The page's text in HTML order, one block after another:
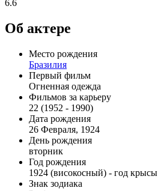
6.6
Об актере
Место рождения
Бразилия
Первый фильм
Огненная одежда
Фильмов за карьеру
22 (1952 - 1990)
Дата рождения
26 Февраля, 1924
День рождения
вторник
Год рождения
1924 (високосный) - год крысы
Знак зодиака